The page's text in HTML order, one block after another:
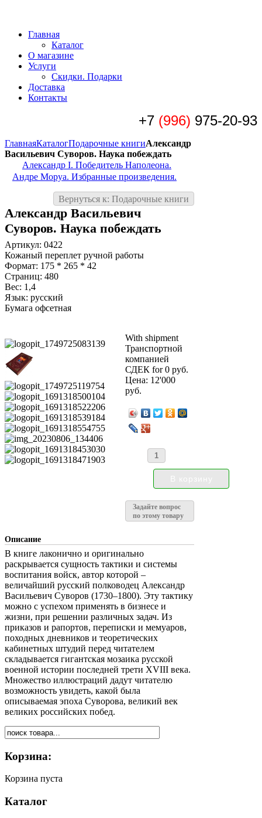
Главная
Каталог
О магазине
Услуги
Скидки. Подарки
Доставка
Контакты
+7 (996) 975-20-93
ГлавнаяКаталогПодарочные книгиАлександр
Васильевич Суворов. Наука побеждать
Александр I. Победитель Наполеона.
Андре Моруа. Избранные произведения.
Вернуться к: Подарочные книги
Александр Васильевич
Суворов. Наука побеждать
Артикул: 0422
Кожаный переплет ручной работы
Формат: 175 * 265 * 42
Страниц: 480
Вес: 1,4
Язык: русский
Бумага офсетная
With shipment
Транспортной
компанией
СДЕК for 0 руб.
Цена: 12'000
руб.
Задайте вопрос
по этому товару
Описание
В книге лаконично и оригинально
раскрывается сущность тактики и системы
воспитания войск, автор которой –
величайший русский полководец Александр
Васильевич Суворов (1730–1800). Эту тактику
можно с успехом применять в бизнесе и
жизни, при решении различных задач. Из
приказов и рапортов, переписки и мемуаров,
походных дневников и теоретических
кабинетных штудий перед читателем
складывается гигантская мозаика русской
военной истории последней трети XVIII века.
Множество иллюстраций дадут читателю
возможность увидеть, какой была
описываемая эпоха Суворова, великий век
великих российских побед.
Корзина:
Корзина пуста
Каталог